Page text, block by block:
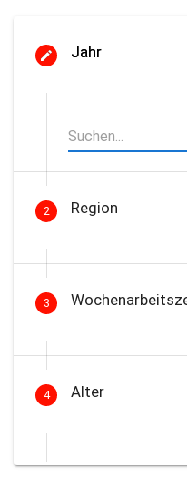
Jahr
2 Region
3
4 Alter